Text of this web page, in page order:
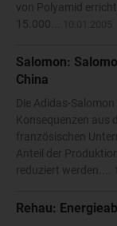
von Polyamid
15.000...
Salomon:
China
Die Adidas-
Konsequenzen aus
französischen
Anteil der
reduziert werden....
Rehau: